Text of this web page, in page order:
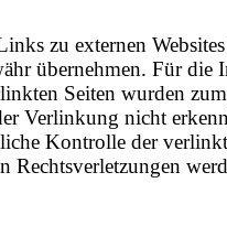
zu externen
übernehmen. Für die
Seiten wurden
Verlinkung nicht
Kontrolle der
Rechtsverletzungen